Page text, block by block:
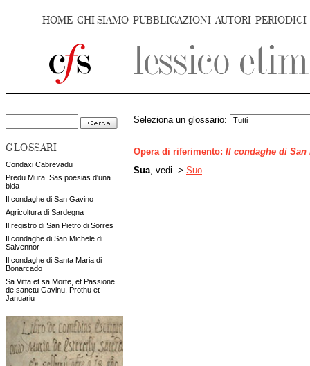
HOME CHI SIAMO PUBBLICAZIONI AUTORI PERIODICI
GLOSSARI
Condaxi Cabrevadu
Predu Mura. Sas poesias d'una
bida
Il condaghe di San Gavino
Agricoltura di Sardegna
Il registro di San Pietro di Sorres
Il condaghe di San Michele di
Salvennor
Il condaghe di Santa Maria di
Bonarcado
Sa Vitta et sa Morte, et Passione
de sanctu Gavinu, Prothu et
Januariu
Seleziona un glossario:
Opera di riferimento: Il condaghe di San
Sua , vedi -> Suo